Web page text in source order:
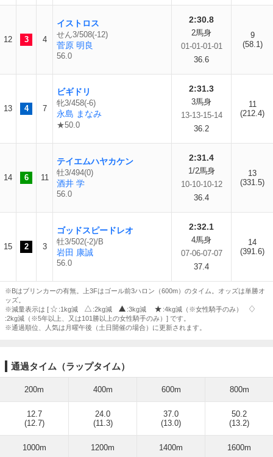
12 3 4
イストロス
せん3/508(-12)
菅原 明良
56.0
2:30.8
2馬身
01-01-01-01
36.6
9
(58.1)
13 4 7
ビギドリ
牝3/458(-6)
永島 まなみ
★50.0
2:31.3
3馬身
13-13-15-14
36.2
11
(212.4)
14 6 11
テイエムハヤカケン
牡3/494(0)
酒井 学
56.0
2:31.4
1/2馬身
10-10-10-12
36.4
13
(331.5)
15 2 3
ゴッドスピードレオ
牡3/502(-2)/B
岩田 康誠
56.0
2:32.1
4馬身
07-06-07-07
37.4
14
(391.6)
※Bはブリンカーの有無。上3Fはゴール前3ハロン（600m）のタイム。オッズは単勝オ
ッズ。
※減量表示は [
:1kg減 :2kg減 :3kg減
:4kg減（※女性騎手のみ）
:2kg減（※5年以上、又は101勝以上の女性騎手のみ）] です。
※通過順位、人気は月曜午後（土日開催の場合）に更新されます。
通過タイム（ラップタイム）
200m 400m 600m 800m
12.7
(12.7)
24.0
(11.3)
37.0
(13.0)
50.2
(13.2)
1000m 1200m 1400m 1600m